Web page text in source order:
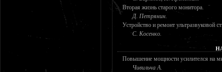
Вторая жизнь старого монитора.
Д. Петрянин.
Устройство и ремонт
С. Косенко.
Повышение мощности усилителся на
Чивильча А.